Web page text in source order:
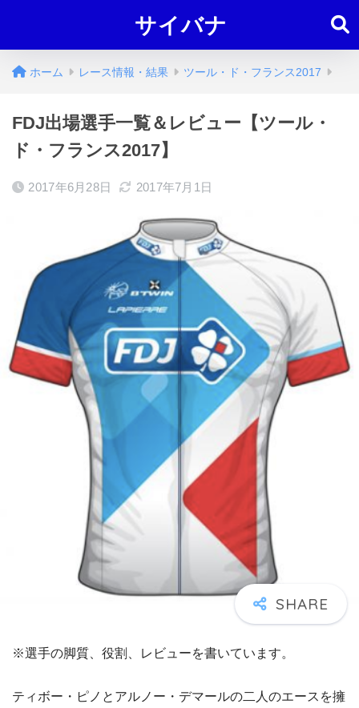
サイバナ
ホーム レース情報・結果 ツール・ド・フランス2017
FDJ出場選手一覧＆レビュー【ツール・
ド・フランス2017】
2017年6月28日 2017年7月1日
※選手の脚質、役割、レビューを書いています。
ティボー・ピノとアルノー・デマールの二人のエースを擁